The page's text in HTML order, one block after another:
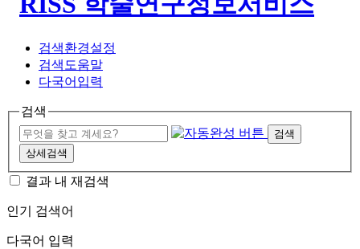
검색환경설정
검색도움말
다국어입력
검색
검색
상세검색
결과 내 재검색
인기 검색어
다국어 입력